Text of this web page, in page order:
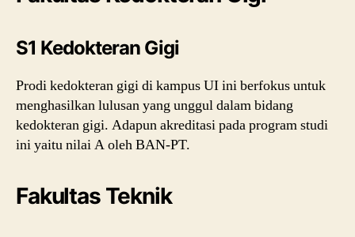
S1 Kedokteran Gigi
Prodi kedokteran gigi di kampus UI ini berfokus untuk
menghasilkan lulusan yang unggul dalam bidang
kedokteran gigi. Adapun akreditasi pada program studi
ini yaitu nilai A oleh BAN-PT.
Fakultas Teknik